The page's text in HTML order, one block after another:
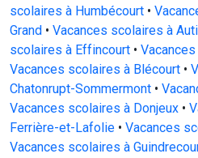
scolaires à Humbécourt •
Grand • Vacances scolaires à
scolaires à Effincourt •
Vacances scolaires à Blécourt •
Chatonrupt-Sommermont •
Vacances scolaires à Donjeux •
Ferrière-et-Lafolie • Vacances
Vacances scolaires à